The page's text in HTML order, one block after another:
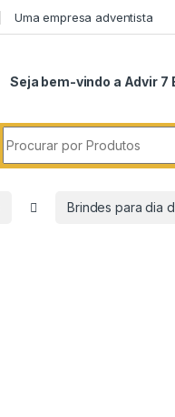
Uma empresa adventista
Seja bem-vindo a Advir 7
Brindes para dia